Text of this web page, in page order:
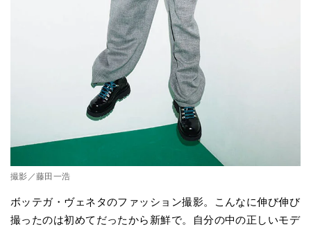
撮影／藤田一浩
ボッテガ・ヴェネタのファッション撮影。こんなに伸び伸び
撮ったのは初めてだったから新鮮で。自分の中の正しいモデ